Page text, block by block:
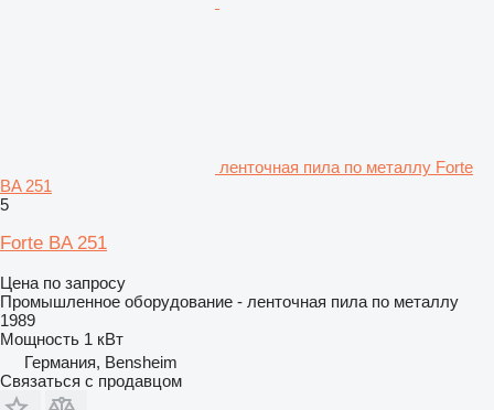
ленточная пила по металлу Forte
BA 251
5
Forte BA 251
Цена по запросу
Промышленное оборудование - ленточная пила по металлу
1989
Мощность 1 кВт
Германия, Bensheim
Связаться с продавцом